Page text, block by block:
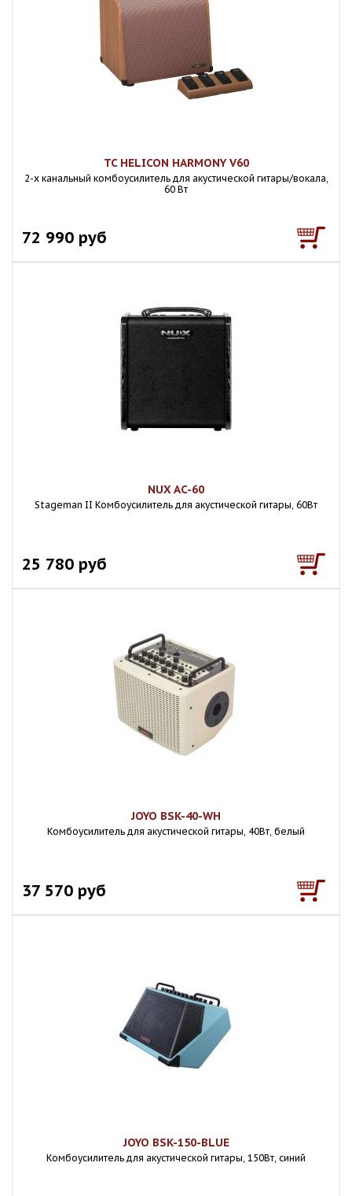
TC HELICON HARMONY V60
2-х канальный комбоусилитель для акустической гитары/вокала,
60 Вт
72 990 руб
NUX AC-60
Stageman II Комбоусилитель для акустической гитары, 60Вт
25 780 руб
JOYO BSK-40-WH
Комбоусилитель для акустической гитары, 40Вт, белый
37 570 руб
JOYO BSK-150-BLUE
Комбоусилитель для акустической гитары, 150Вт, синий